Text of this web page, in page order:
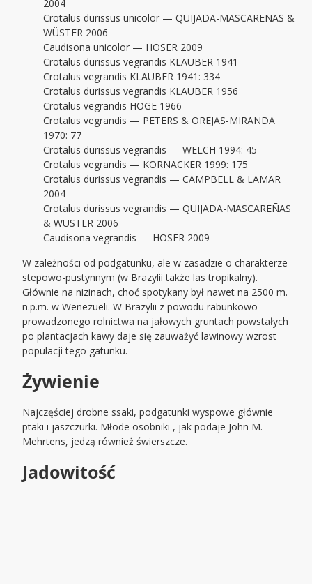
2004
Crotalus durissus unicolor — QUIJADA-MASCAREÑAS &
WÜSTER 2006
Caudisona unicolor — HOSER 2009
Crotalus durissus vegrandis KLAUBER 1941
Crotalus vegrandis KLAUBER 1941: 334
Crotalus durissus vegrandis KLAUBER 1956
Crotalus vegrandis HOGE 1966
Crotalus vegrandis — PETERS & OREJAS-MIRANDA
1970: 77
Crotalus durissus vegrandis — WELCH 1994: 45
Crotalus vegrandis — KORNACKER 1999: 175
Crotalus durissus vegrandis — CAMPBELL & LAMAR
2004
Crotalus durissus vegrandis — QUIJADA-MASCAREÑAS
& WÜSTER 2006
Caudisona vegrandis — HOSER 2009
W zależności od podgatunku, ale w zasadzie o charakterze
stepowo-pustynnym (w Brazylii także las tropikalny).
Głównie na nizinach, choć spotykany był nawet na 2500 m.
n.p.m. w Wenezueli. W Brazylii z powodu rabunkowo
prowadzonego rolnictwa na jałowych gruntach powstałych
po plantacjach kawy daje się zauważyć lawinowy wzrost
populacji tego gatunku.
Żywienie
Najczęściej drobne ssaki, podgatunki wyspowe głównie
ptaki i jaszczurki. Młode osobniki , jak podaje John M.
Mehrtens, jedzą również świerszcze.
Jadowitość